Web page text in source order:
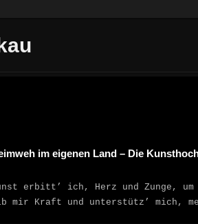
im eigenen Land – Die
erbitt’ ich, Herz und Zunge,
mir Kraft und unterstütz’ mich,